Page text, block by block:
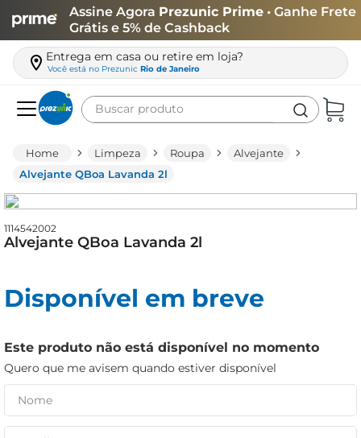
Assine Agora Prezunic Prime • Ganhe Frete
Grátis e 5% de Cashback
Entrega em casa ou retire em loja?
Você está no Prezunic Rio de Janeiro
Buscar produto
Limpeza Roupa
Alvejante
Alvejante QBoa Lavanda 2l
1114542002
Alvejante QBoa Lavanda 2l
Disponível em breve
Este produto não está disponível no momento
Quero que me avisem quando estiver disponível
leite
queijo
biscoito
iogurte
papel higiênico